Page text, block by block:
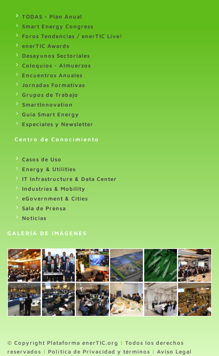
TODAS - Plan Anual
Smart Energy Congress
Foros Tendencias / enerTIC Live!
enerTIC Awards
Desayunos Sectoriales
Coloquios - Almuerzos
Encuentros Anuales
Jornadas Formativas
Grupos de Trabajo
SmartInnovation
Guia Smart Energy
Especiales y Newsletter
Centro de Conocimiento
Casos de Uso
Energy & Utilities
IT Infrastructure & Data Center
Industries & Mobility
eGovernment & Cities
Sala de Prensa
Noticias
GALERÍA DE IMÁGENES
© Copyright Plataforma enerTIC.org | Todos los derechos
reservados | Política de Privacidad y términos | Aviso Legal